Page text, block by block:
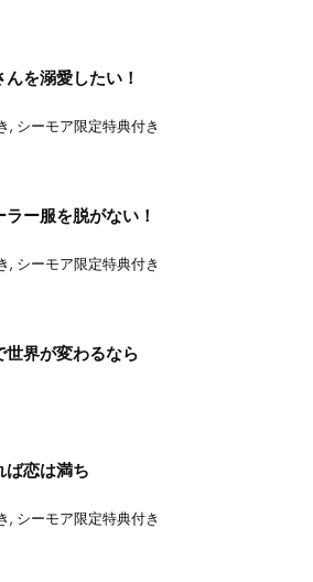
を溺愛したい！
, シーモア限定特典付き
ー服を脱がない！
, シーモア限定特典付き
世界が変わるなら
ば恋は満ち
, シーモア限定特典付き